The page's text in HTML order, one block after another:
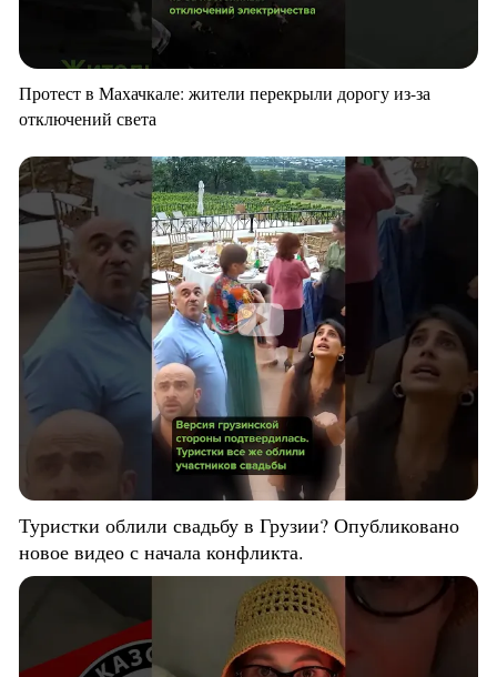
Протест в Махачкале: жители перекрыли дорогу из-за
отключений света
Туристки облили свадьбу в Грузии? Опубликовано
новое видео с начала конфликта.